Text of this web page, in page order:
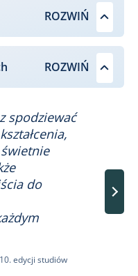
spodziewać
do
edycji studiów